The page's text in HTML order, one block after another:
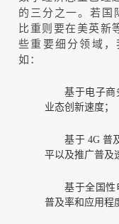
的三分之一。若
比重则要在美英新
些重要细分领域
如：
基于电子商
业态创新速度；
基于 4G 普
平以及推广普及
基于全国性
普及率和应用程